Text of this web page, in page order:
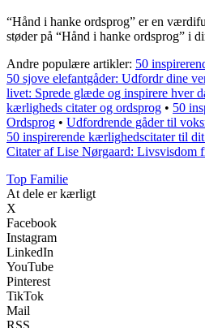
“Hånd i hanke ordsprog” er en
støder på “Hånd i hanke ordsprog” i
Andre populære artikler: 50
50 sjove elefantgåder: Udfordr dine
livet: Sprede glæde og inspirere hver
kærligheds citater og ordsprog • 50
Ordsprog • Udfordrende gåder til
50 inspirerende kærlighedscitater til
Citater af Lise Nørgaard: Livsvisdom
Top Familie
At dele er kærligt
X
Facebook
Instagram
LinkedIn
YouTube
Pinterest
TikTok
Mail
RSS